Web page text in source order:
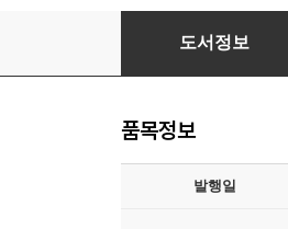
하나님의 밤편지
도서정보
품목정보
발행일